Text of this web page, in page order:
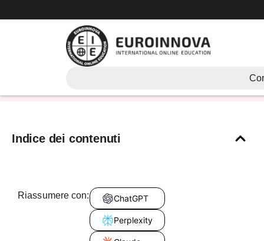
al
aree di un’azienda
Indice dei contenuti
Riassumere con: ChatGPT
Perplexity